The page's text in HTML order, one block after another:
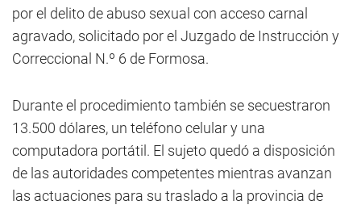
por el delito de abuso sexual con acceso carnal
agravado, solicitado por el Juzgado de Instrucción y
Correccional N.º 6 de Formosa.
Durante el procedimiento también se secuestraron
13.500 dólares, un teléfono celular y una
computadora portátil. El sujeto quedó a disposición
de las autoridades competentes mientras avanzan
las actuaciones para su traslado a la provincia de